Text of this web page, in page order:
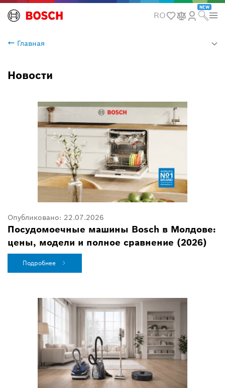
RO
NEW
Главная
Новости
Опубликовано: 22.07.2026
Посудомоечные машины Bosch в Молдове:
цены, модели и полное сравнение (2026)
Подробнее